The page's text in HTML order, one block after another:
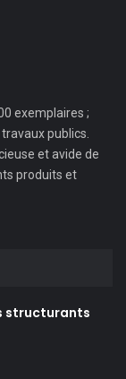
exemplaires ;
publics.
et avide de
produits et
structurants